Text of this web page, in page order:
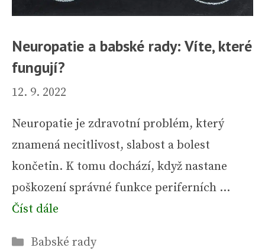
Neuropatie a babské rady: Víte, které
fungují?
12. 9. 2022
Neuropatie je zdravotní problém, který
znamená necitlivost, slabost a bolest
končetin. K tomu dochází, když nastane
poškození správné funkce periferních …
Číst dále
Rubriky
Babské rady